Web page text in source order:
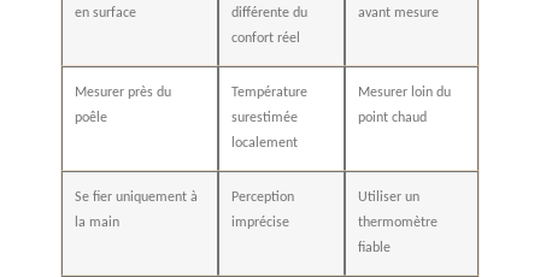
en surface
différente du
confort réel
avant mesure
Mesurer près du
poêle
Température
surestimée
localement
Mesurer loin du
point chaud
Se fier uniquement à
la main
Perception
imprécise
Utiliser un
thermomètre
fiable